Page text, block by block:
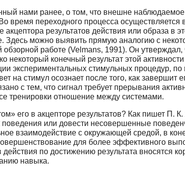
нами ранее, о том, что внешне наблюдаемое
время переходного процесса
результатов действия или образа в
можно выявить прямую аналогию с
работе (Velmans, 1991). Он утверждал,
конечный результат этой
экспериментальных стимульных процедур,
на стимул осознает после того, как
с тем, что сигнал требует прерывания
тренировки отношение между системами.
его в акцепторе результатов? Как пишет П.
или довести несовершенные
взаимодействие с окружающей средой, в
для более эффективного
по достижению результата вносятся
навыка.